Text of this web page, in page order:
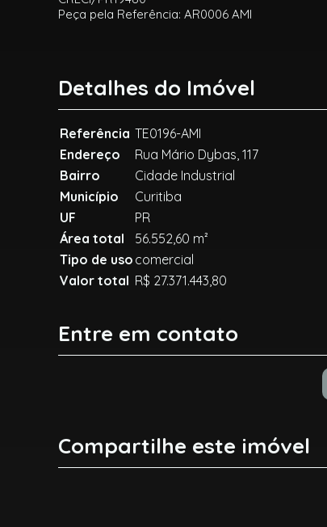
Peça pela Referência: AR0006 AMI
Detalhes do Imóvel
Referência TE0196-AMI
Endereço
Rua Mário Dybas, 117
Bairro
Cidade Industrial
Município
Curitiba
UF
PR
Área total
56.552,60 m²
Tipo de uso comercial
Valor total R$ 27.371.443,80
Entre em contato
Compartilhe este imóvel